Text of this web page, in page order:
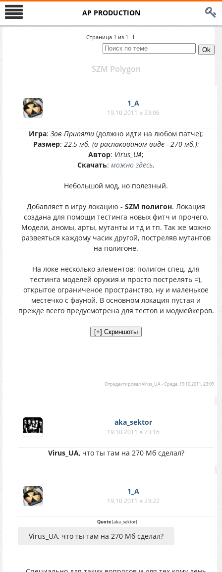
AP PRODUCTION
Страница 1 из 1 1
SZM Polygon
1_A
19.10.2011 в 23:06
Игра: Зов Припяти (должно идти на любом патче);
Размер: 22,5 мб. (в распакованом виде - 270 мб.);
Автор: Virus_UA;
Скачать: можно здесь.
Небольшой мод, но полезный.
Добавляет в игру локацию - SZM полигон. Локация
создана для помощи тестинга новых фитч и прочего.
Модели, аномы, арты, мутанты и тд и тп. Так же можно
развеяться каждому часик другой, постреляв мутантов
на полигоне.
На локе несколько элементов: полигон спец. для
тестинга моделей оружия и просто пострелять =),
открытое ограниченое пространство, ну и маленькое
местечко с фауной. В основном локация пустая и
прежде всего предусмотрена для тестов и модмейкеров.
ОтредактировалVirus_UA-Среда, 19.10.2011, 23:09
aka_sektor
19.10.2011 в 23:16
Virus_UA, что ты там на 270 Мб сделал?
1_A
19.10.2011 в 23:22
Quote(aka_sektor)
Virus_UA, что ты там на 270 Мб сделал?